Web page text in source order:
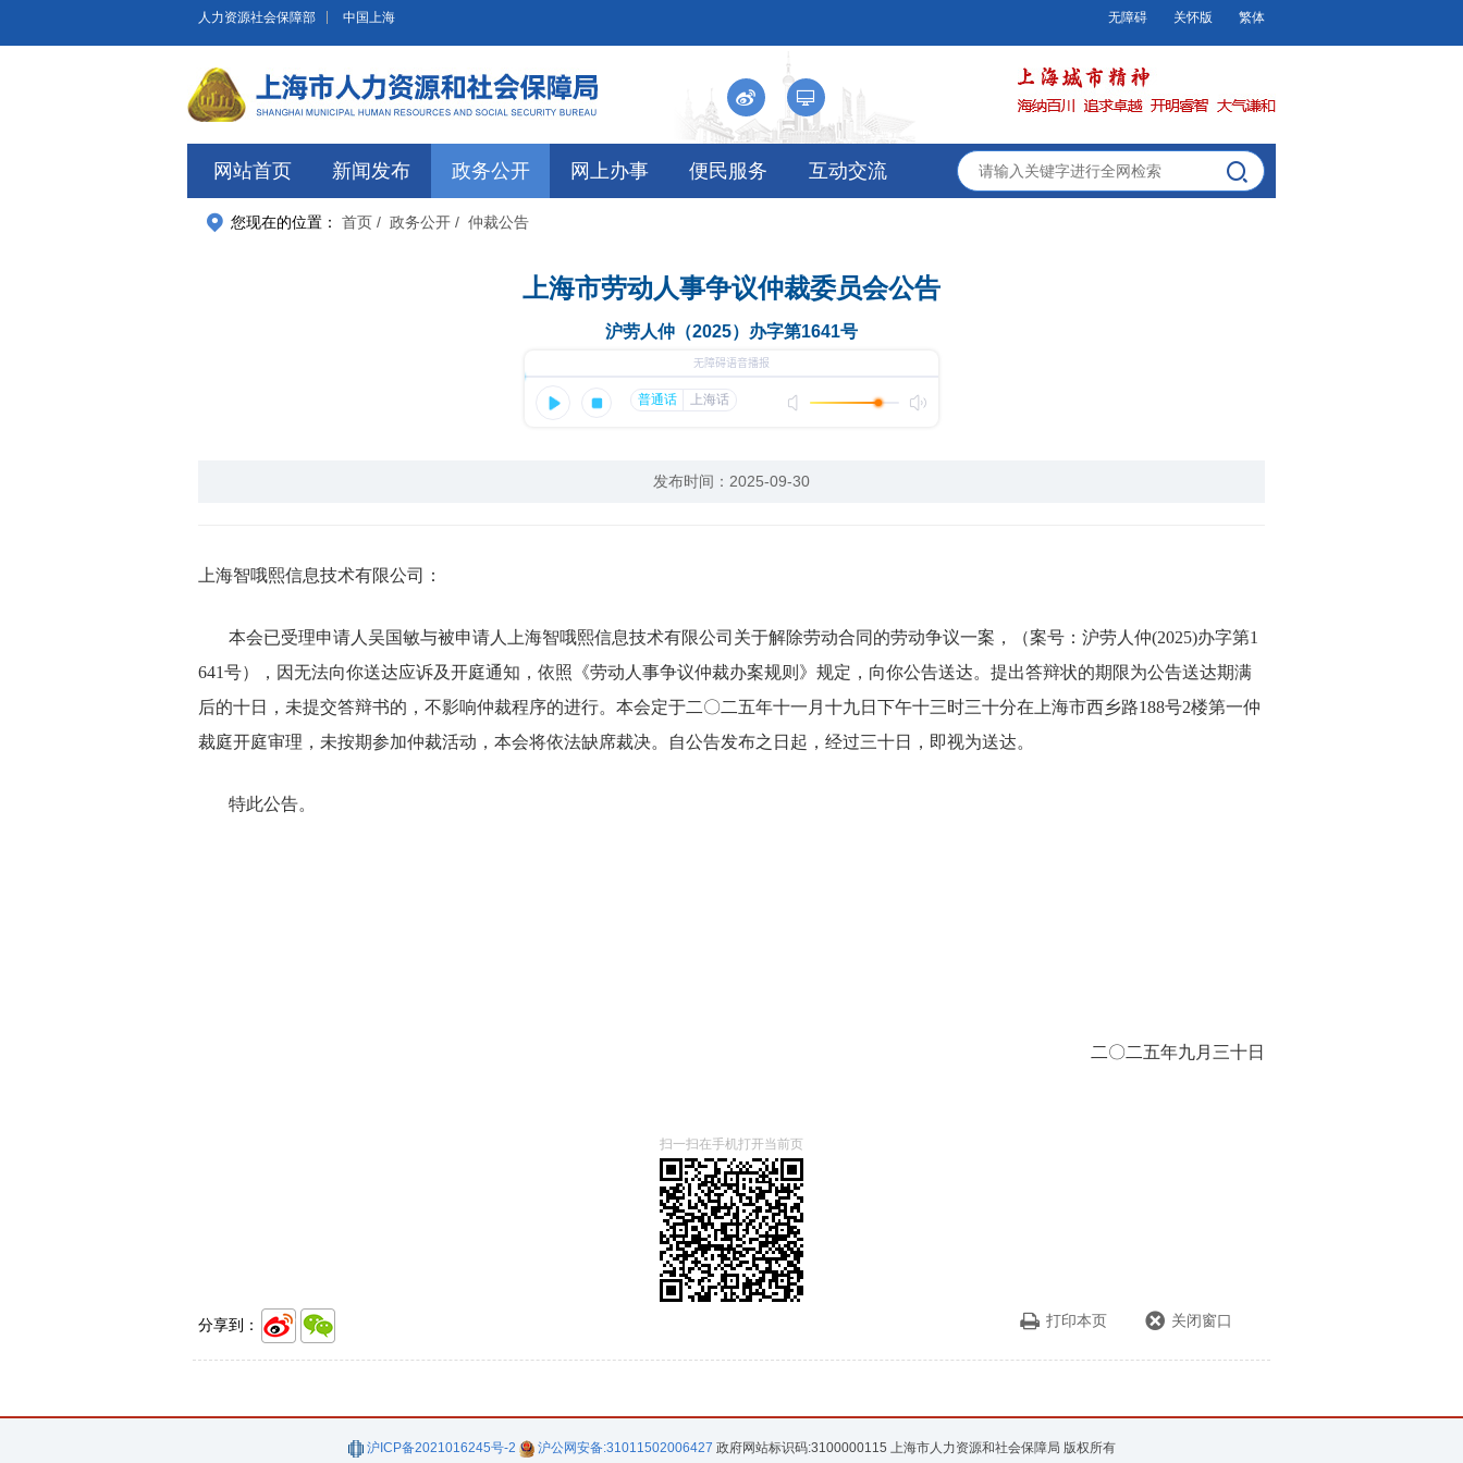
跳转到网站导航区 跳转到主要内容区域
人力资源社会保障部 中国上海 无障碍 关怀版 繁体
网站首页 新闻发布 政务公开 网上办事 便民服务 互动交流
您现在的位置： 首页 / 政务公开 / 仲裁公告
上海市劳动人事争议仲裁委员会公告
沪劳人仲（2025）办字第1641号
发布时间：2025-09-30
上海智哦熙信息技术有限公司：
本会已受理申请人吴国敏与被申请人上海智哦熙信息技术有限公司关于解除劳动合同的劳动争议一案，（案号：沪劳人仲(2025)办字第1
641号）， 因无法向你送达应诉及开庭通知 ，依照《劳动人事争议仲裁办案规则》规定，向你公告送达。提出答辩状的期限为公告送达期满
后的十日， 未提交答辩书的，不影响仲裁程序的进行。本会定于二〇二五年十一月十九日下午十三时三十分在上海市西乡路188号2楼第一仲
裁庭开庭审理，未按期参加仲裁活动，本会将依法缺席裁决。自公告发布之日起，经过三十日，即视为送达。
特此公告。
二〇二五年九月三十日
扫一扫在手机打开当前页
分享到： 打印本页 关闭窗口
沪ICP备2021016245号-2 沪公网安备:31011502006427 政府网站标识码:3100000115 上海市人力资源和社会保障局 版权所有